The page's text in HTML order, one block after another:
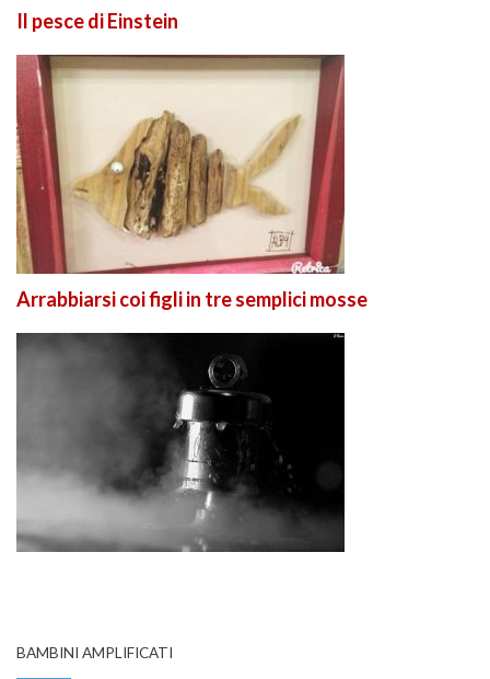
Il pesce di Einstein
Arrabbiarsi coi figli in tre semplici mosse
BAMBINI AMPLIFICATI